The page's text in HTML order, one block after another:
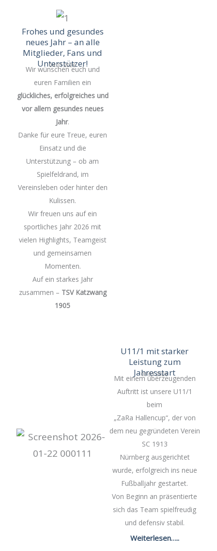
Frohes und gesundes
neues Jahr – an alle
Mitglieder, Fans und
Unterstützer!
04.01.2026
Wir wünschen euch und
euren Familien ein
glückliches, erfolgreiches und
vor allem gesundes neues
Jahr.
Danke für eure Treue, euren
Einsatz und die
Unterstützung – ob am
Spielfeldrand, im
Vereinsleben oder hinter den
Kulissen.
Wir freuen uns auf ein
sportliches Jahr 2026 mit
vielen Highlights, Teamgeist
und gemeinsamen
Momenten.
Auf ein starkes Jahr
zusammen – TSV Katzwang
1905
U11/1 mit starker
Leistung zum
Jahresstart
03.01.2026
Mit einem überzeugenden
Auftritt ist unsere U11/1
beim
„ZaRa Hallencup“, der von
dem neu gegründeten Verein
SC 1913
Nürnberg ausgerichtet
wurde, erfolgreich ins neue
Fußballjahr gestartet.
Von Beginn an präsentierte
sich das Team spielfreudig
und defensiv stabil.
Weiterlesen…..